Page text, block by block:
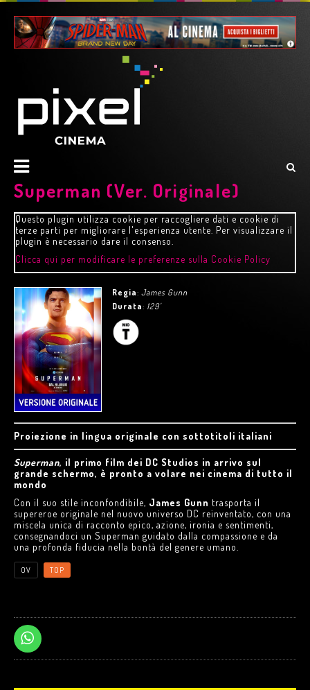
Superman (Ver. Originale)
Questo plugin utilizza cookie per raccogliere dati e cookie di
terze parti per migliorare l'esperienza utente. Per visualizzare il
plugin è necessario dare il consenso.
Clicca qui per modificare le preferenze sulla Cookie Policy
Regia: James Gunn
Durata: 129'
Proiezione in lingua originale con sottotitoli italiani
Superman, il primo film dei DC Studios in arrivo sul
grande schermo, è pronto a volare nei cinema di tutto il
mondo
Con il suo stile inconfondibile, James Gunn trasporta il
supereroe originale nel nuovo universo DC reinventato, con una
miscela unica di racconto epico, azione, ironia e sentimenti,
consegnandoci un Superman guidato dalla compassione e da
una profonda fiducia nella bontà del genere umano.
OV TOP